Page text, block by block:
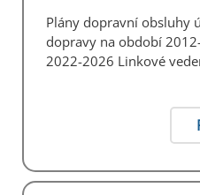
Plány dopravní obsluhy
dopravy na období
2022-2026 Linkové